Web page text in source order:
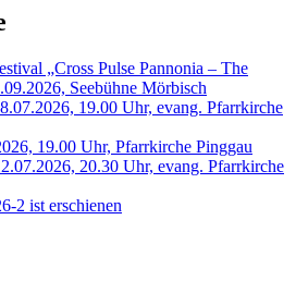
„Cross Pulse Pannonia – The
Seebühne Mörbisch
19.00 Uhr, evang. Pfarrkirche
19.00 Uhr, Pfarrkirche Pinggau
20.30 Uhr, evang. Pfarrkirche
2 ist erschienen